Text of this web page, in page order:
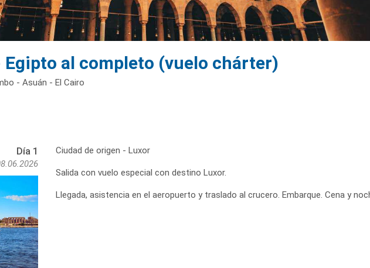
Egipto al completo (vuelo chárter)
- Asuán - El Cairo
Día 1 Ciudad de origen - Luxor
Salida con vuelo especial con destino Luxor.
Llegada, asistencia en el aeropuerto y traslado al crucero. Embarque. Cena y